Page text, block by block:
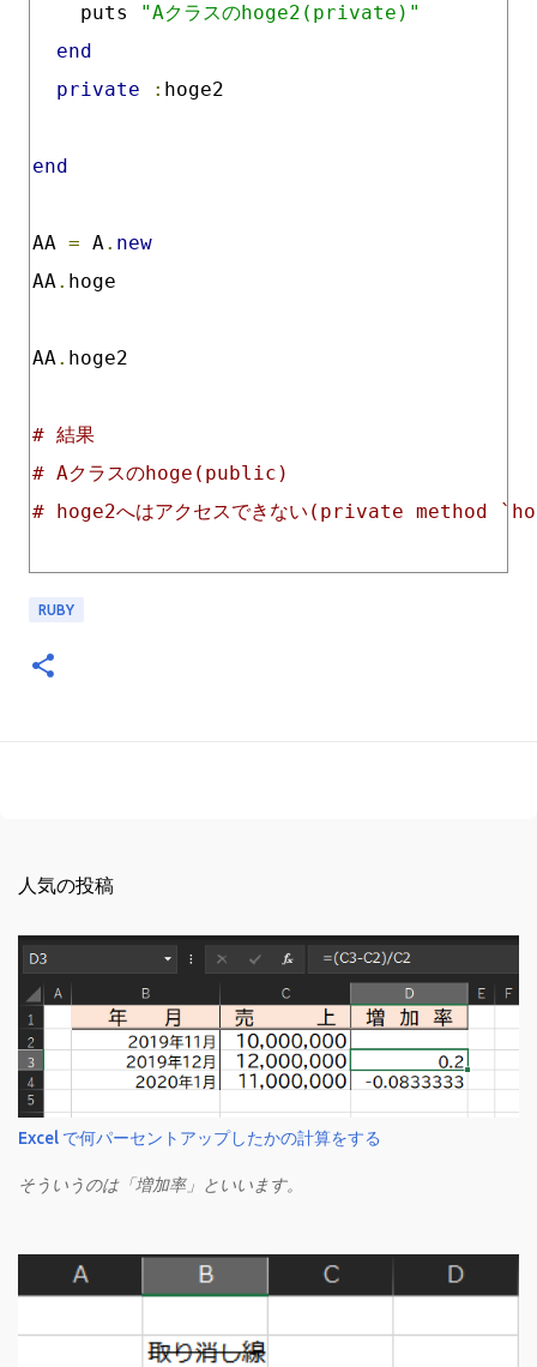
    puts
"Aクラスのhoge2(private)"
end
private
: hoge2
end
AA = A. new
AA. hoge
AA. hoge2
# 結果
# Aクラスのhoge(public)
# hoge2へはアクセスできない(private method
RUBY
人気の投稿
Excel で何パーセントアップしたかの計算をする
そういうのは「増加率」といいます。